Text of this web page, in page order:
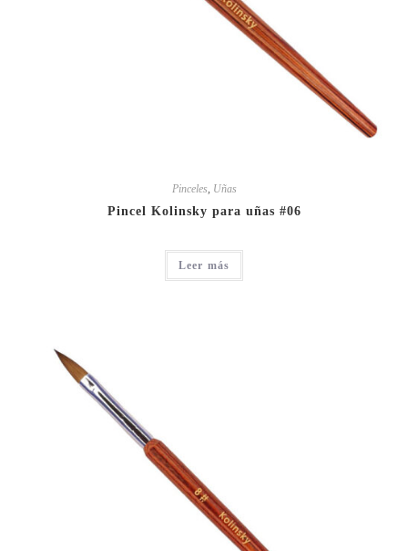
Pinceles, Uñas
Pincel Kolinsky para uñas #06
Leer más